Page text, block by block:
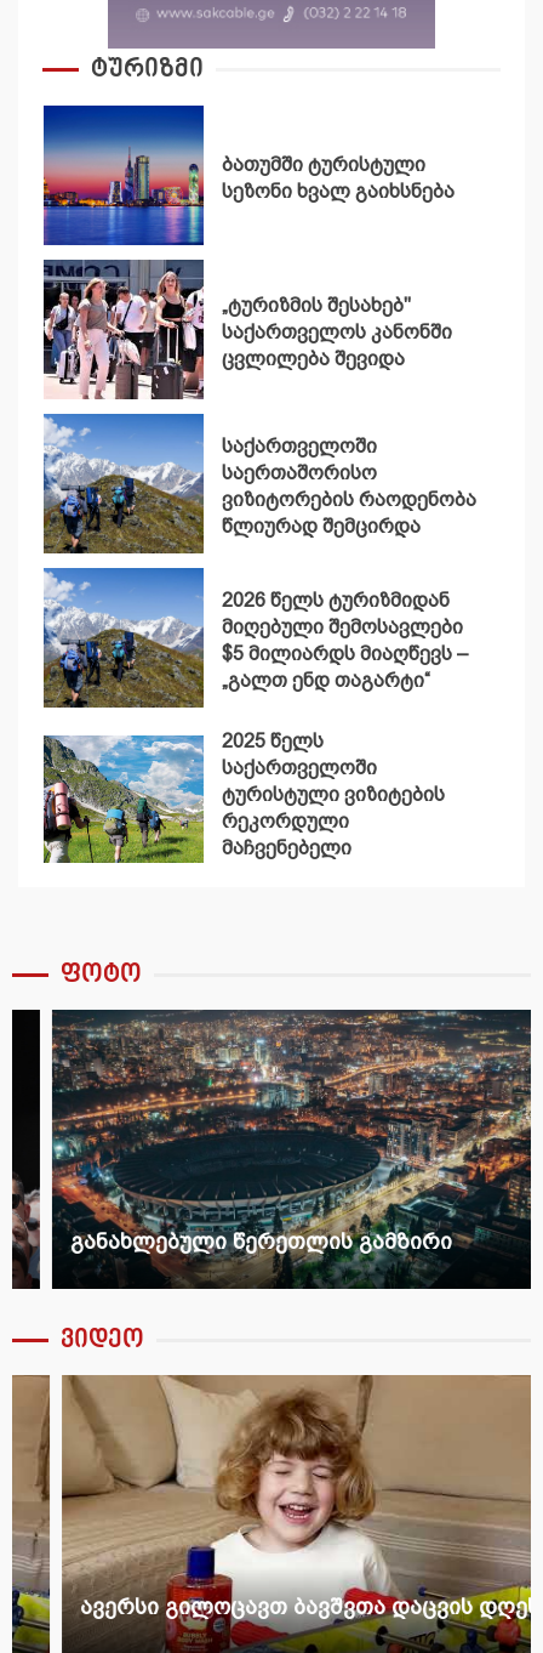
ტურიზმი
ბათუმში ტურისტული
სეზონი ხვალ გაიხსნება
„ტურიზმის შესახებ"
საქართველოს კანონში
ცვლილება შევიდა
საქართველოში
საერთაშორისო
ვიზიტორების რაოდენობა
წლიურად შემცირდა
2026 წელს ტურიზმიდან
მიღებული შემოსავლები
$5 მილიარდს მიაღწევს –
„გალთ ენდ თაგარტი“
2025 წელს
საქართველოში
ტურისტული ვიზიტების
რეკორდული
მაჩვენებელი
ფოტო
განახლებული წერეთლის გამზირი
ვიდეო
ავერსი გილოცავთ ბავშვთა დაცვის დღეს